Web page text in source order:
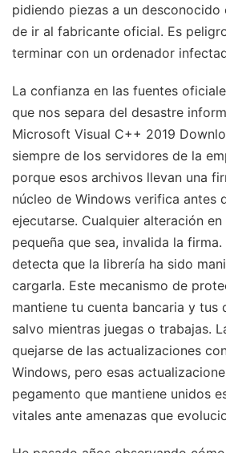
pidiendo piezas a un desconocido
de ir al fabricante oficial. Es
terminar con un ordenador
La confianza en las fuentes
que nos separa del desastre
Microsoft Visual C++ 2019
siempre de los servidores de la
porque esos archivos llevan una
núcleo de Windows verifica antes
ejecutarse. Cualquier alteración
pequeña que sea, invalida la firma.
detecta que la librería ha sido
cargarla. Este mecanismo de
mantiene tu cuenta bancaria y tus
salvo mientras juegas o trabajas.
quejarse de las actualizaciones
Windows, pero esas
pegamento que mantiene unidos
vitales ante amenazas que